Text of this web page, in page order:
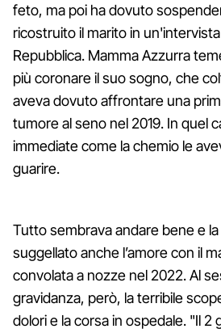
feto, ma poi ha dovuto
ricostruito il marito in
Repubblica. Mamma Azzurra
più coronare il suo sogno, che
aveva dovuto affrontare una
tumore al seno nel 2019. In quel
immediate come la chemio le
guarire.
Tutto sembrava andare bene e
suggellato anche l’amore con il
convolata a nozze nel 2022. Al
gravidanza, però, la terribile
dolori e la corsa in ospedale. "Il 2